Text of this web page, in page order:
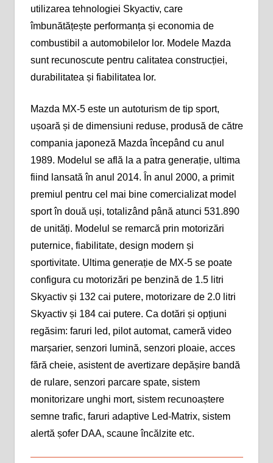
utilizarea tehnologiei Skyactiv, care
îmbunătățește performanța și economia de
combustibil a automobilelor lor. Modele Mazda
sunt recunoscute pentru calitatea construcției,
durabilitatea și fiabilitatea lor.
Mazda MX-5 este un autoturism de tip sport,
ușoară și de dimensiuni reduse, produsă de către
compania japoneză Mazda începând cu anul
1989. Modelul se află la a patra generație, ultima
fiind lansată în anul 2014. În anul 2000, a primit
premiul pentru cel mai bine comercializat model
sport în două uși, totalizând până atunci 531.890
de unități. Modelul se remarcă prin motorizări
puternice, fiabilitate, design modern și
sportivitate. Ultima generație de MX-5 se poate
configura cu motorizări pe benzină de 1.5 litri
Skyactiv și 132 cai putere, motorizare de 2.0 litri
Skyactiv și 184 cai putere. Ca dotări și opțiuni
regăsim: faruri led, pilot automat, cameră video
marșarier, senzori lumină, senzori ploaie, acces
fără cheie, asistent de avertizare depășire bandă
de rulare, senzori parcare spate, sistem
monitorizare unghi mort, sistem recunoaștere
semne trafic, faruri adaptive Led-Matrix, sistem
alertă șofer DAA, scaune încălzite etc.